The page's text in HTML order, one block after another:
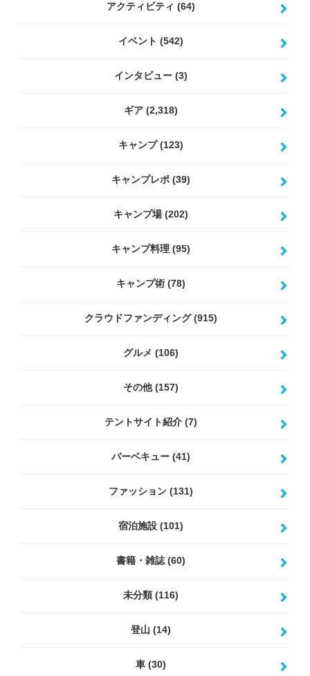
アクティビティ (64)
イベント (542)
インタビュー (3)
ギア (2,318)
キャンプ(123)
キャンプレポ (39)
キャンプ場(202)
キャンプ料理 (95)
キャンプ術 (78)
クラウドファンディング(915)
グルメ (106)
その他(157)
テントサイト紹介 (7)
バーベキュー (41)
ファッション (131)
宿泊施設 (101)
書籍・雑誌(60)
未分類 (116)
登山 (14)
車 (30)